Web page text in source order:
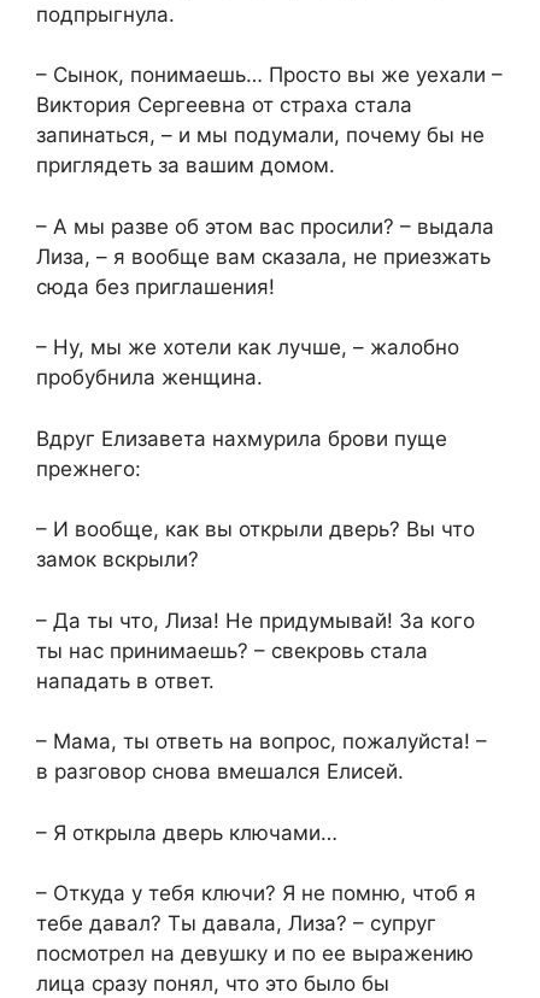
подпрыгнула.
– Сынок, понимаешь… Просто вы же уехали –
Виктория Сергеевна от страха стала
запинаться, – и мы подумали, почему бы не
приглядеть за вашим домом.
– А мы разве об этом вас просили? – выдала
Лиза, – я вообще вам сказала, не приезжать
сюда без приглашения!
– Ну, мы же хотели как лучше, – жалобно
пробубнила женщина.
Вдруг Елизавета нахмурила брови пуще
прежнего:
– И вообще, как вы открыли дверь? Вы что
замок вскрыли?
– Да ты что, Лиза! Не придумывай! За кого
ты нас принимаешь? – свекровь стала
нападать в ответ.
– Мама, ты ответь на вопрос, пожалуйста! –
в разговор снова вмешался Елисей.
– Я открыла дверь ключами…
– Откуда у тебя ключи? Я не помню, чтоб я
тебе давал? Ты давала, Лиза? – супруг
посмотрел на девушку и по ее выражению
лица сразу понял, что это было бы